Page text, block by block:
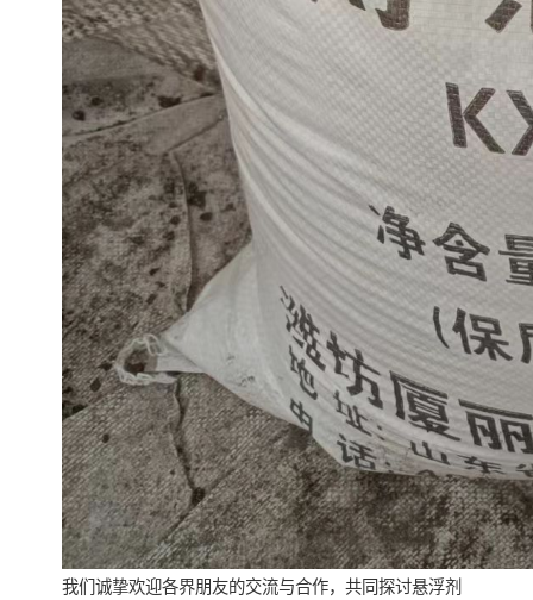
我们诚挚欢迎各界朋友的交流与合作，共同探讨悬浮剂